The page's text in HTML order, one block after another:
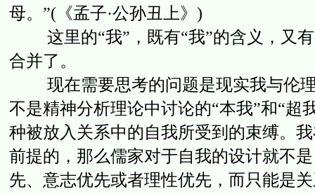
母。”(《孟子·公孙丑上》)
这里的“我”，既有“我”的含义，又有
合并了。
现在需要思考的问题是现实我与伦理
不是精神分析理论中讨论的“本我”和“超
种被放入关系中的自我所受到的束缚。
前提的，那么儒家对于自我的设计就不
先、意志优先或者理性优先，而只能是